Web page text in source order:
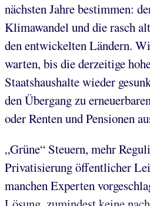
nächsten Jahre bestimmen:
Klimawandel und die rasch
den entwickelten Ländern.
warten, bis die derzeitige
Staatshaushalte wieder
den Übergang zu
oder Renten und Pensionen
„Grüne“ Steuern, mehr
Privatisierung öffentlicher
manchen Experten